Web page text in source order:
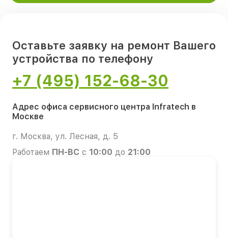
Оставьте заявку на ремонт Вашего
устройства по телефону
+7 (495) 152-68-30
Адрес офиса сервисного центра Infratech в
Москве
г. Москва, ул. Лесная, д. 5
Работаем ПН-ВС с 10:00 до 21:00